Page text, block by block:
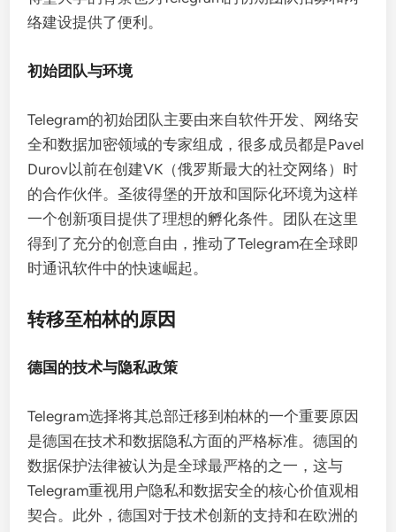
络建设提供了便利。
初始团队与环境
Telegram的初始团队主要由来自软件开发、网络安
全和数据加密领域的专家组成，很多成员都是Pavel
Durov以前在创建VK（俄罗斯最大的社交网络）时
的合作伙伴。圣彼得堡的开放和国际化环境为这样
一个创新项目提供了理想的孵化条件。团队在这里
得到了充分的创意自由，推动了Telegram在全球即
时通讯软件中的快速崛起。
转移至柏林的原因
德国的技术与隐私政策
Telegram选择将其总部迁移到柏林的一个重要原因
是德国在技术和数据隐私方面的严格标准。德国的
数据保护法律被认为是全球最严格的之一，这与
Telegram重视用户隐私和数据安全的核心价值观相
契合。此外，德国对于技术创新的支持和在欧洲的